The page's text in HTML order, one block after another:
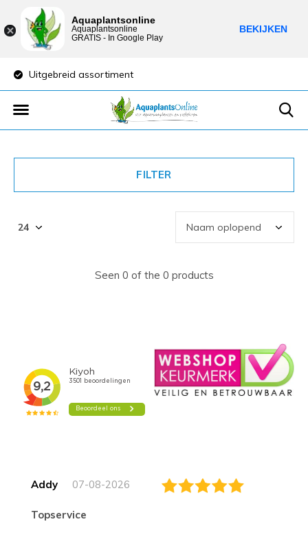
Uitgebreid assortiment
FILTER
Seen 0 of the 0 products
Addy 07-08-2026
topservice
Aquaplantsonline
Aquaplantsonline
GRATIS - In Google Play
BEKIJKEN